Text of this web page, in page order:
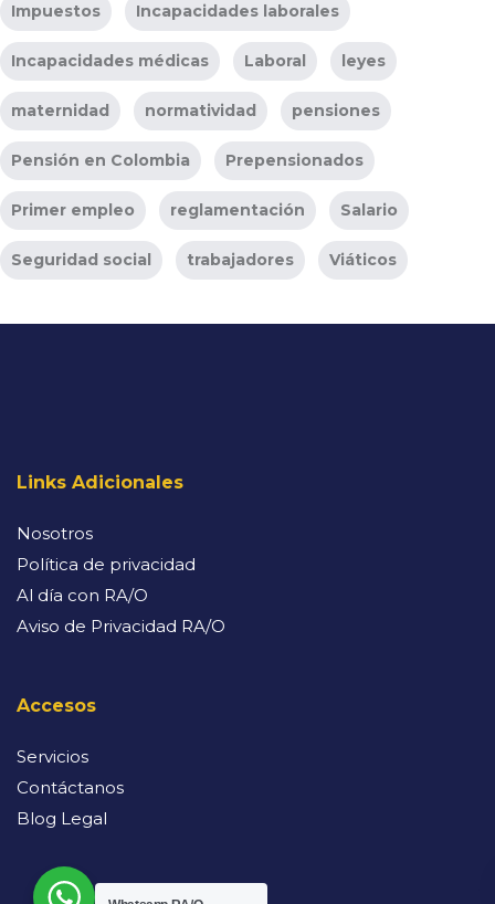
Impuestos Incapacidades laborales
Incapacidades médicas Laboral leyes
maternidad normatividad pensiones
Pensión en Colombia Prepensionados
Primer empleo reglamentación Salario
Seguridad social trabajadores Viáticos
Links Adicionales
Nosotros
Política de privacidad
Al día con RA/O
Aviso de Privacidad RA/O
Accesos
Servicios
Contáctanos
Blog Legal